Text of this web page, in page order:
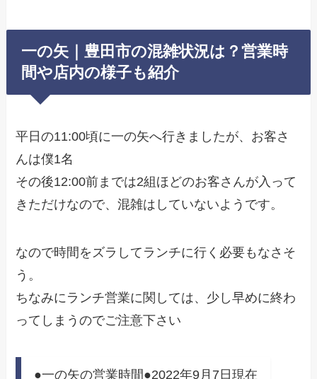
一の矢｜豊田市の混雑状況は？営業時
間や店内の様子も紹介
平日の11:00頃に一の矢へ行きましたが、お客さ
んは僕1名
その後12:00前までは2組ほどのお客さんが入って
きただけなので、混雑はしていないようです。
なので時間をズラしてランチに行く必要もなさそ
う。
ちなみにランチ営業に関しては、少し早めに終わ
ってしまうのでご注意下さい
●一の矢の営業時間●2022年9月7日現在